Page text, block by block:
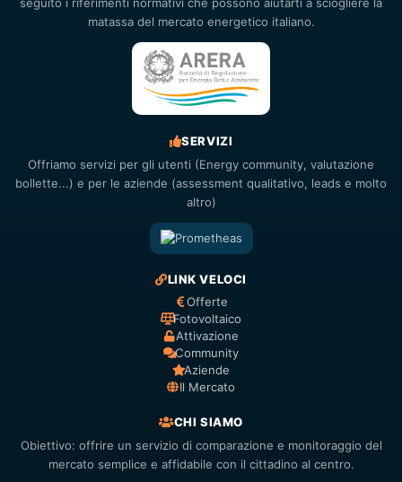
matassa del mercato energetico italiano.
SERVIZI
Offriamo servizi per gli utenti (Energy community, valutazione
bollette...) e per le aziende (assessment qualitativo, leads e molto
altro)
LINK VELOCI
Offerte
Fotovoltaico
Attivazione
Community
Aziende
Il Mercato
CHI SIAMO
Obiettivo: offrire un servizio di comparazione e monitoraggio del
mercato semplice e affidabile con il cittadino al centro.